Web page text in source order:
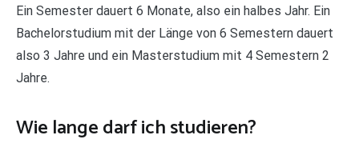
Ein Semester dauert 6 Monate, also ein halbes Jahr. Ein
Bachelorstudium mit der Länge von 6 Semestern dauert
also 3 Jahre und ein Masterstudium mit 4 Semestern 2
Jahre.
Wie lange darf ich studieren?